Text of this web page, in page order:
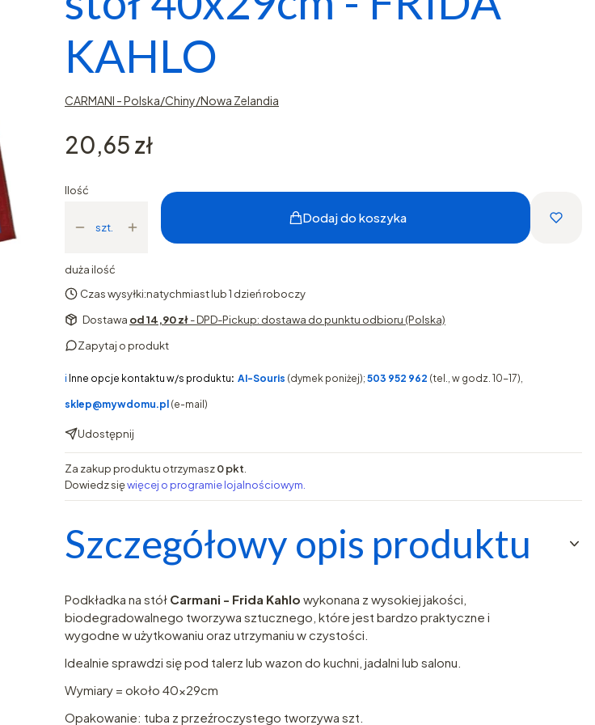
KAHLO
CARMANI - Polska/Chiny/Nowa Zelandia
Cena
20,65 zł
Ilość
szt.
Dodaj do koszyka
duża ilość
Czas wysyłki:natychmiast lub 1 dzień roboczy
Dostawa od 14,90 zł- DPD-Pickup: dostawa do punktu odbioru (Polska)
Zapytaj o produkt
ℹ️ Inne opcje kontaktu w/s produktu: AI-Souris (dymek poniżej); 503 952 962 (tel., w godz. 10-17),
sklep@mywdomu.pl (e-mail)
Udostępnij
Za zakup produktu otrzymasz0 pkt
Dowiedz sięwięcej o programie lojalnościowym.
Szczegółowy opis produktu
Podkładka na stół Carmani - Frida Kahlo wykonana z wysokiej jakości,
biodegradowalnego tworzywa sztucznego, które jest bardzo praktyczne i
wygodne w użytkowaniu oraz utrzymaniu w czystości.
Idealnie sprawdzi się pod talerz lub wazon do kuchni, jadalni lub salonu.
Wymiary = około 40x29cm
Opakowanie: tuba z przeźroczystego tworzywa szt.